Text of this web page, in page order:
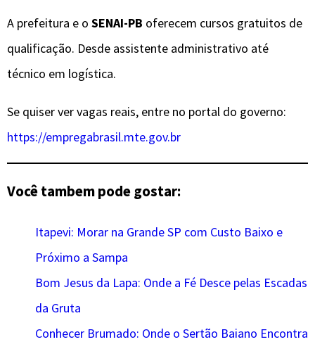
A prefeitura e o SENAI-PB oferecem cursos gratuitos de
qualificação. Desde assistente administrativo até
técnico em logística.
Se quiser ver vagas reais, entre no portal do governo:
https://empregabrasil.mte.gov.br
Você tambem pode gostar:
Itapevi: Morar na Grande SP com Custo Baixo e
Próximo a Sampa
Bom Jesus da Lapa: Onde a Fé Desce pelas Escadas
da Gruta
Conhecer Brumado: Onde o Sertão Baiano Encontra